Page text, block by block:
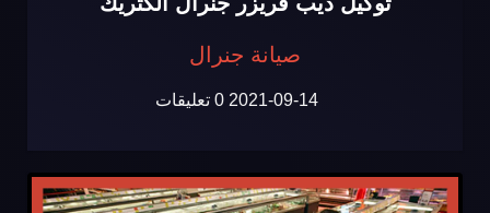
صيانة جنرال
2021-09-14 0 تعليقات